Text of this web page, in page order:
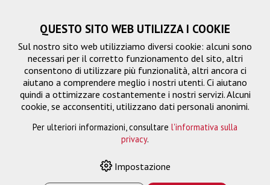
fibra di vetro HDMI-HDMI
QUESTO SITO WEB UTILIZZA I COOKIE
Sul nostro sito web utilizziamo diversi cookie: alcuni sono
necessari per il corretto funzionamento del sito, altri
consentono di utilizzare più funzionalità, altri ancora ci
aiutano a comprendere meglio i nostri utenti. Ci aiutano
quindi a ottimizzare costantemente i nostri servizi. Alcuni
cookie, se acconsentiti, utilizzano dati personali anonimi.
Per ulteriori informazioni, consultare l'informativa sulla
privacy.
Impostazione